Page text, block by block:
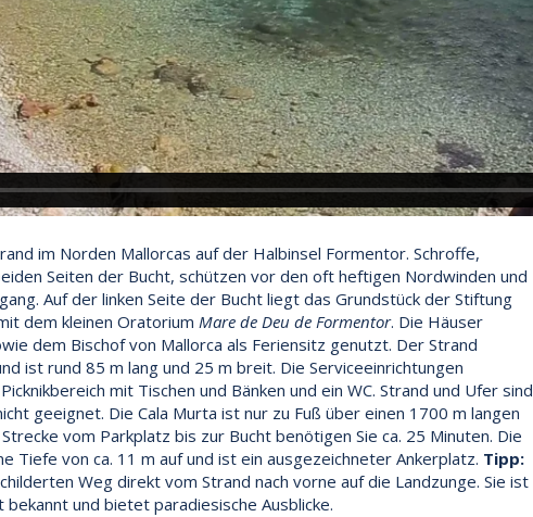
im Norden Mallorcas auf der Halbinsel Formentor. Schroffe,
Seiten der Bucht, schützen vor den oft heftigen Nordwinden und
Auf der linken Seite der Bucht liegt das Grundstück der Stiftung
dem kleinen Oratorium Mare de Deu de Formentor. Die Häuser
dem Bischof von Mallorca als Feriensitz genutzt. Der Strand
ist rund 85 m lang und 25 m breit. Die Serviceeinrichtungen
mit Tischen und Bänken und ein WC. Strand und Ufer sind
geeignet. Die Cala Murta ist nur zu Fuß über einen 1700 m langen
vom Parkplatz bis zur Bucht benötigen Sie ca. 25 Minuten. Die
Tiefe von ca. 11 m auf und ist ein ausgezeichneter Ankerplatz. Tipp:
Weg direkt vom Strand nach vorne auf die Landzunge. Sie ist
und bietet paradiesische Ausblicke.